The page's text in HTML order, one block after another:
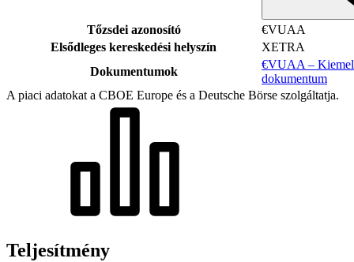
Tőzsdei azonosító
€VUAA
Elsődleges kereskedési helyszín
XETRA
Dokumentumok
€VUAA –
dokumentum
A piaci adatokat a CBOE Europe és a Deutsche Börse szolgáltatja.
Teljesítmény